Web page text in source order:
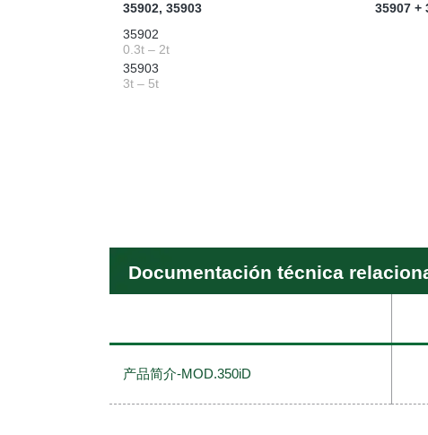
35902, 35903
35902
0.3t – 2t
35903
3t – 5t
35907 +
Documentación técnica
产品简介-MOD.350iD